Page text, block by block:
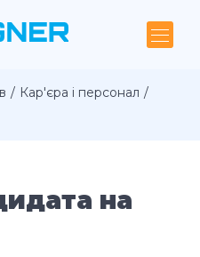
Кар'єра і персонал
на